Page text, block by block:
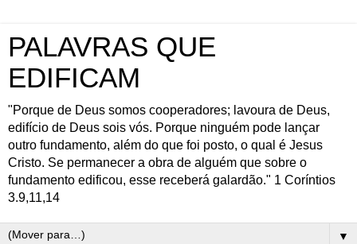
PALAVRAS QUE
EDIFICAM
"Porque de Deus somos cooperadores; lavoura de Deus,
edifício de Deus sois vós. Porque ninguém pode lançar
outro fundamento, além do que foi posto, o qual é Jesus
Cristo. Se permanecer a obra de alguém que sobre o
fundamento edificou, esse receberá galardão." 1 Coríntios
3.9,11,14
▼